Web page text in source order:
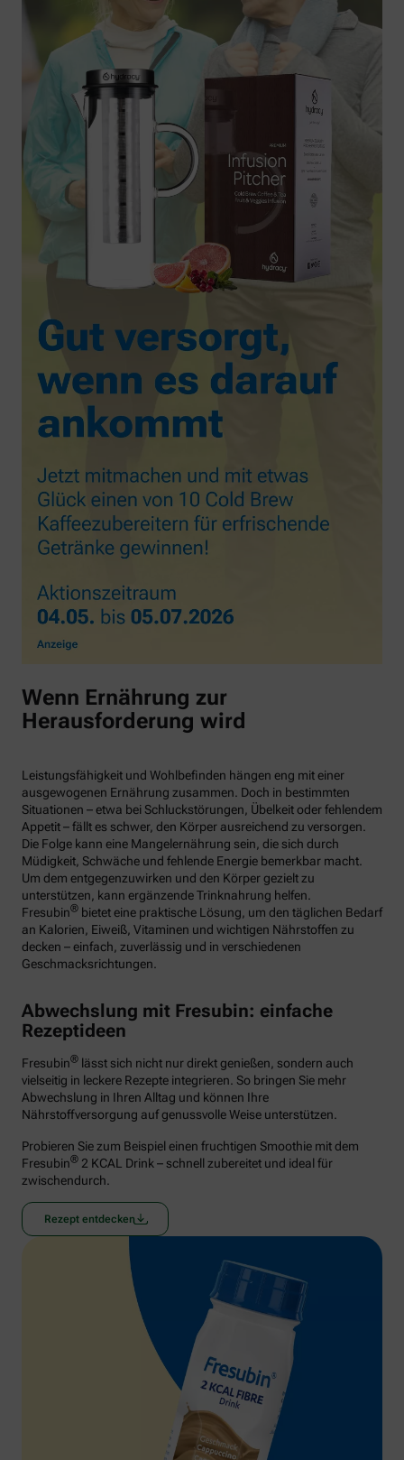
Wenn Ernährung zur
Herausforderung wird
Leistungsfähigkeit und Wohlbefinden hängen eng mit einer
ausgewogenen Ernährung zusammen. Doch in bestimmten
Situationen – etwa bei Schluckstörungen, Übelkeit oder fehlendem
Appetit – fällt es schwer, den Körper ausreichend zu versorgen.
Die Folge kann eine Mangelernährung sein, die sich durch
Müdigkeit, Schwäche und fehlende Energie bemerkbar macht.
Um dem entgegenzuwirken und den Körper gezielt zu
unterstützen, kann ergänzende Trinknahrung helfen.
Fresubin® bietet eine praktische Lösung, um den täglichen Bedarf
an Kalorien, Eiweiß, Vitaminen und wichtigen Nährstoffen zu
decken – einfach, zuverlässig und in verschiedenen
Geschmacksrichtungen.
Abwechslung mit Fresubin: einfache
Rezeptideen
Fresubin® lässt sich nicht nur direkt genießen, sondern auch
vielseitig in leckere Rezepte integrieren. So bringen Sie mehr
Abwechslung in Ihren Alltag und können Ihre
Nährstoffversorgung auf genussvolle Weise unterstützen.
Probieren Sie zum Beispiel einen fruchtigen Smoothie mit dem
Fresubin® 2 KCAL Drink – schnell zubereitet und ideal für
zwischendurch.
Rezept entdecken